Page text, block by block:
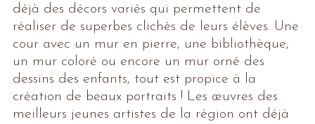
déjà des décors variés qui permettent de
réaliser de superbes clichés de leurs élèves. Une
cour avec un mur en pierre, une bibliothèque,
un mur coloré ou encore un mur orné des
dessins des enfants, tout est propice à la
création de beaux portraits ! Les œuvres des
meilleurs jeunes artistes de la région ont déjà